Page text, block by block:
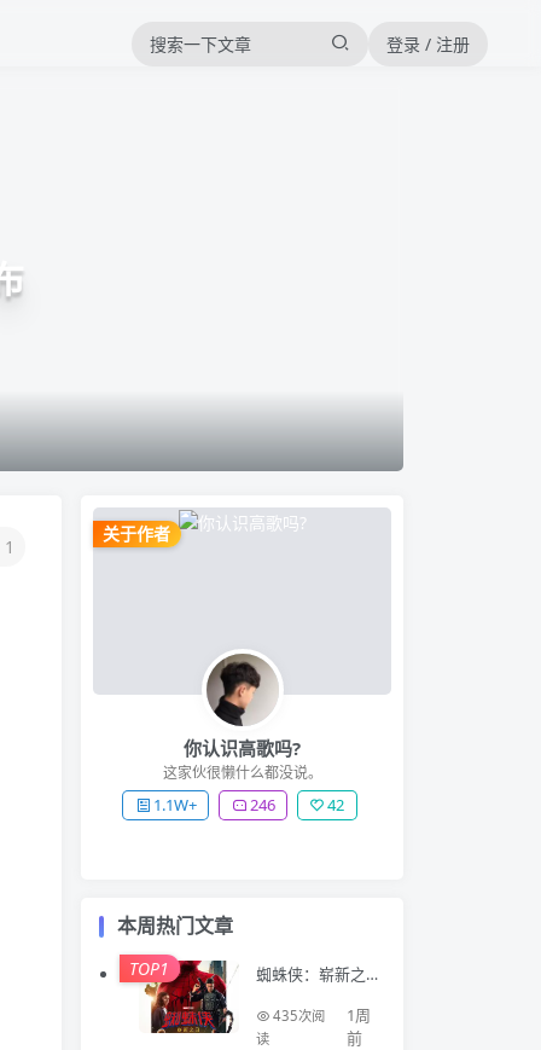
登录 / 注册
1
关于作者
你认识高歌吗?
这家伙很懒什么都没说。
1.1W+ 246 42
本周热门文章
TOP1
蜘蛛侠：崭新之
rand New Day (2
026)
435次阅
读
1周
前